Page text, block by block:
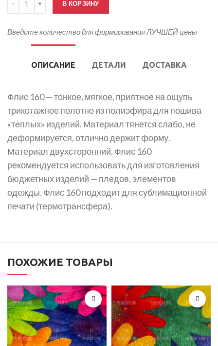
В КОРЗИНУ
Введите количество для формирования ЛУЧШЕЙ цены
ОПИСАНИЕ ДЕТАЛИ ДОСТАВКА
Флис 160 — тонкое, мягкое, приятное на ощупь
трикотажное полотно из полиэфира для пошива
«теплых» изделий. Материал тянется слабо, не
деформируется, отлично держит форму.
Материал двухсторонний. Флис 160
рекомендуется использовать для изготовления
бюджетных изделий — пледов, элементов
одежды. Флис 160 подходит для сублимационной
печати (термотрансфера).
ПОХОЖИЕ ТОВАРЫ